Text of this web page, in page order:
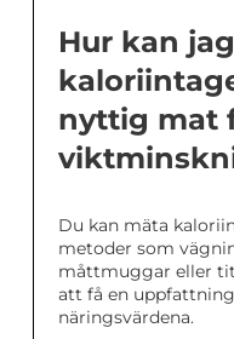
Hur kan
nyttig mat
Du kan mäta
metoder som
måttmuggar eller
att få en
näringsvärdena.